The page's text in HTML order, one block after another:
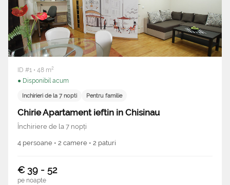
ID #1 • 48 m²
● Disponibil acum
Inchirieri de la 7 nopti Pentru familie
Chirie Apartament ieftin in Chisinau
Închiriere de la 7 nopți
4 persoane • 2 camere • 2 paturi
€ 39 - 52
pe noapte